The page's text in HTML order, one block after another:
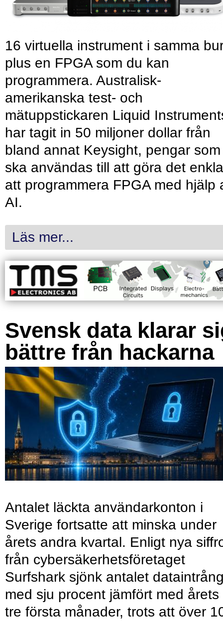
16 virtuella instrument i samma
plus en FPGA som du kan
programmera. Australisk-
amerikanska test- och
mätuppstickaren Liquid
har tagit in 50 miljoner dollar från
bland annat Keysight, pengar som
ska användas till att göra det
att programmera FPGA med hjälp
AI.
Läs mer...
Svensk data klarar
bättre från hackarna
Antalet läckta användarkonton i
Sverige fortsatte att minska under
årets andra kvartal. Enligt nya
från cybersäkerhetsföretaget
Surfshark sjönk antalet
med sju procent jämfört med årets
tre första månader, trots att över